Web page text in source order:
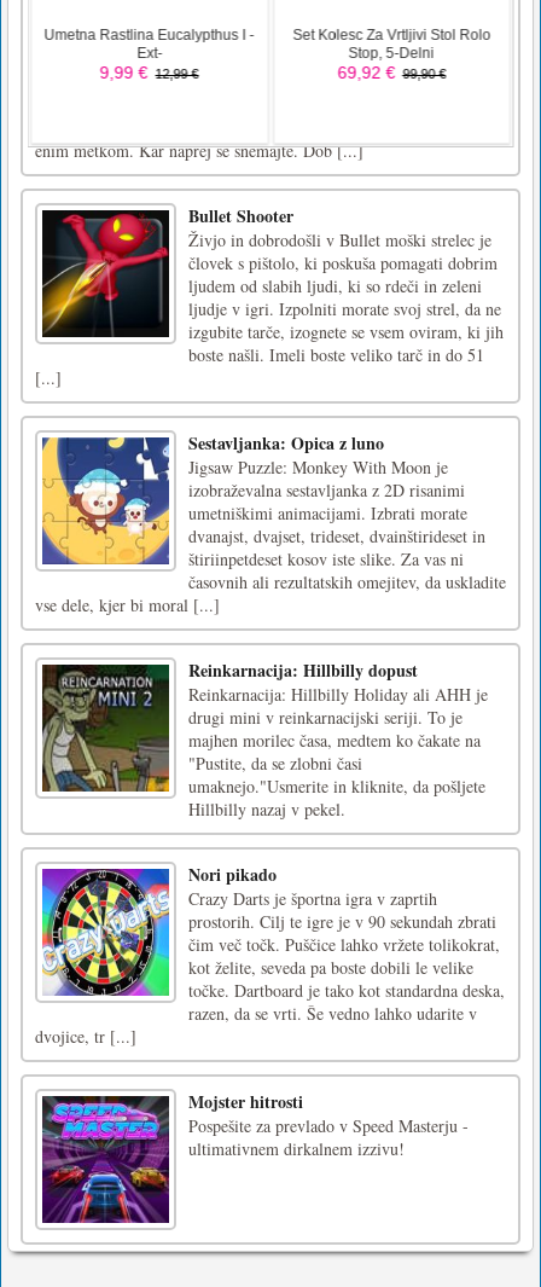
Igre na celozaslonski prijaz do mobilnih
naprav. Ranger je zunaj z misijo. Zombija so
tarča. Pomagajte Rangerju ustreliti zombije,
enim metkom. Kar naprej se snemajte. Dob [...]
Bullet Shooter
Živjo in dobrodošli v Bullet moški strelec je
človek s pištolo, ki poskuša pomagati dobrim
ljudem od slabih ljudi, ki so rdeči in zeleni
ljudje v igri. Izpolniti morate svoj strel, da ne
izgubite tarče, izognete se vsem oviram, ki jih
boste našli. Imeli boste veliko tarč in do 51
[...]
Sestavljanka: Opica z luno
Jigsaw Puzzle: Monkey With Moon je
izobraževalna sestavljanka z 2D risanimi
umetniškimi animacijami. Izbrati morate
dvanajst, dvajset, trideset, dvainštirideset in
štiriinpetdeset kosov iste slike. Za vas ni
časovnih ali rezultatskih omejitev, da uskladite
vse dele, kjer bi moral [...]
Reinkarnacija: Hillbilly dopust
Reinkarnacija: Hillbilly Holiday ali AHH je
drugi mini v reinkarnacijski seriji. To je
majhen morilec časa, medtem ko čakate na
"Pustite, da se zlobni časi
umaknejo."Usmerite in kliknite, da pošljete
Hillbilly nazaj v pekel.
Nori pikado
Crazy Darts je športna igra v zaprtih
prostorih. Cilj te igre je v 90 sekundah zbrati
čim več točk. Puščice lahko vržete tolikokrat,
kot želite, seveda pa boste dobili le velike
točke. Dartboard je tako kot standardna deska,
razen, da se vrti. Še vedno lahko udarite v
dvojice, tr [...]
Mojster hitrosti
Pospešite za prevlado v Speed Masterju -
ultimativnem dirkalnem izzivu!